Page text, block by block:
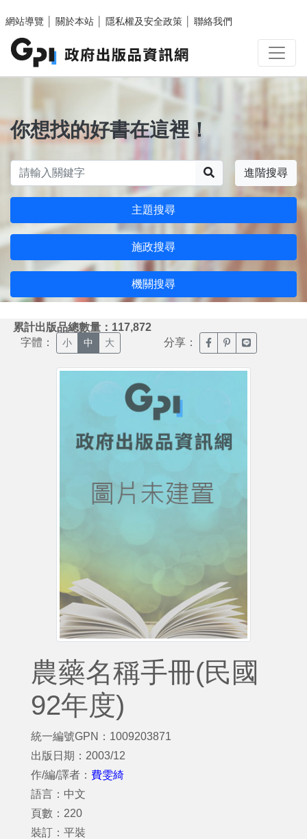
網站導覽
關於本站 隱私權及安全政策 聯絡我們
你想找的好書在這裡！
進階搜尋
主題搜尋
施政搜尋
機關搜尋
累計出版品總數量：117,872
字體： 小 中 大 分享： 臉書分享(另開新視窗)
噗浪分享(另開新
Line分享(另
農藥名稱手冊(民國
92年度)
統一編號GPN：1009203871
出版日期：2003/12
作/編/譯者： 費雯綺
語言：中文
頁數：220
裝訂：平裝